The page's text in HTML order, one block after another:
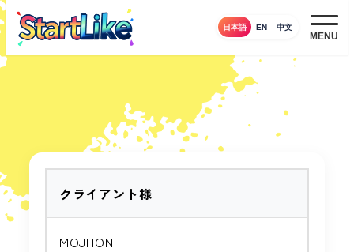
メ
イ
ン
へ
移
日本語 EN 中文
MENU
クライアント様
MOJHON